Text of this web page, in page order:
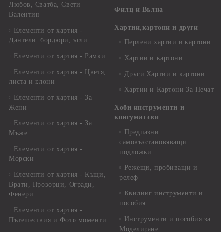
Любов, Сватба, Свети
Валентин
Елементи от хартия -
Дантели, бордюри, ъгли
Елементи от хартия - Рамки
Елементи от хартия - Цветя,
листа и клони
Елементи от хартия - За
Жени
Елементи от хартия - За
Мъже
Елементи от хартия -
Морски
Елементи от хартия - Къщи,
Врати, Прозорци, Огради,
Фенери
Елементи от хартия -
Пътешествия и Фото моменти
Филц и Вълна
Хартии,картони и други
Перлени хартии и картони
Хартии и картони
Други Хартии и картони
Хартии и Картони За Печат
Хоби инструменти и
консумативи
Предпазни
самовъзстановяващи
подложки
Режещи, пробиващи и
релеф
Квилинг инструменти и
пособия
Инструменти и пособия за
Моделиране